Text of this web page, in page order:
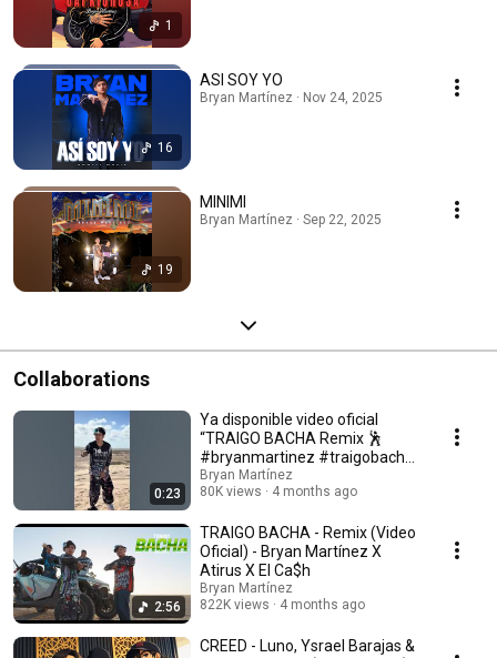
1
16
ASI SOY YO
Bryan Martínez · Nov 24, 2025
19
MINIMI
Bryan Martínez · Sep 22, 2025
Collaborations
0:23
Ya disponible video oficial
“TRAIGO BACHA Remix 🕺
#bryanmartinez #traigobacha
#cb #minimi #atirus
Bryan Martínez
80K views
4 months ago
2:56
TRAIGO BACHA - Remix (Video
Oficial) - Bryan Martínez X
Atirus X El Ca$h
Bryan Martínez
822K views
4 months ago
CREED - Luno, Ysrael Barajas &